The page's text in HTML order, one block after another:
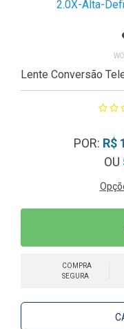
Lente Conversão
POR: R$
OU
COMPRA
SEGURA